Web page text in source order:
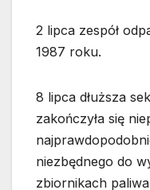
2 lipca zespół
1987 roku.
8 lipca dłuższa
zakończyła się
niezbędnego do
zbiornikach